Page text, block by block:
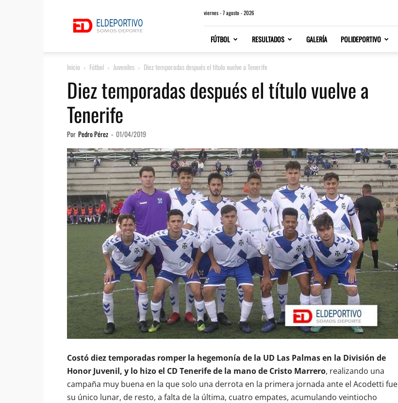
viernes - 7 agosto - 2026
FÚTBOL RESULTADOS GALERÍA POLIDEPORTIVO
Inicio Fútbol Juveniles Diez temporadas después el título vuelve a Tenerife
Diez temporadas después el título vuelve a
Tenerife
Por Pedro Pérez - 01/04/2019
Costó diez temporadas romper la hegemonía de la UD Las Palmas en la División de
Honor Juvenil, y lo hizo el CD Tenerife de la mano de Cristo Marrero, realizando una
campaña muy buena en la que solo una derrota en la primera jornada ante el Acodetti fue
su único lunar, de resto, a falta de la última, cuatro empates, acumulando veintiocho